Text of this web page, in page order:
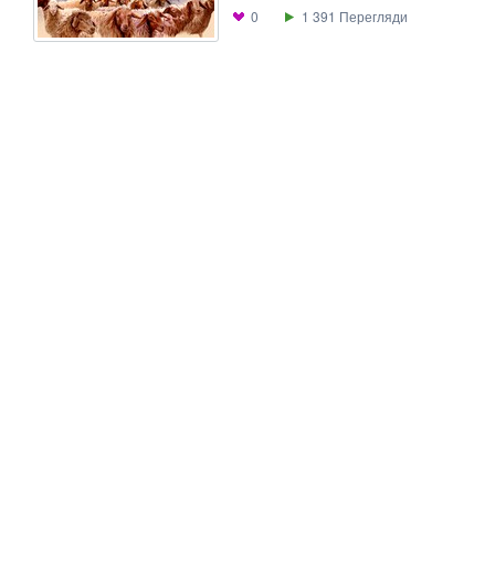
0
1 391 Перегляди